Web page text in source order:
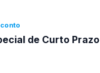
de Curto Prazo